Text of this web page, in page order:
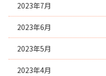
2023年7月
2023年6月
2023年5月
2023年4月